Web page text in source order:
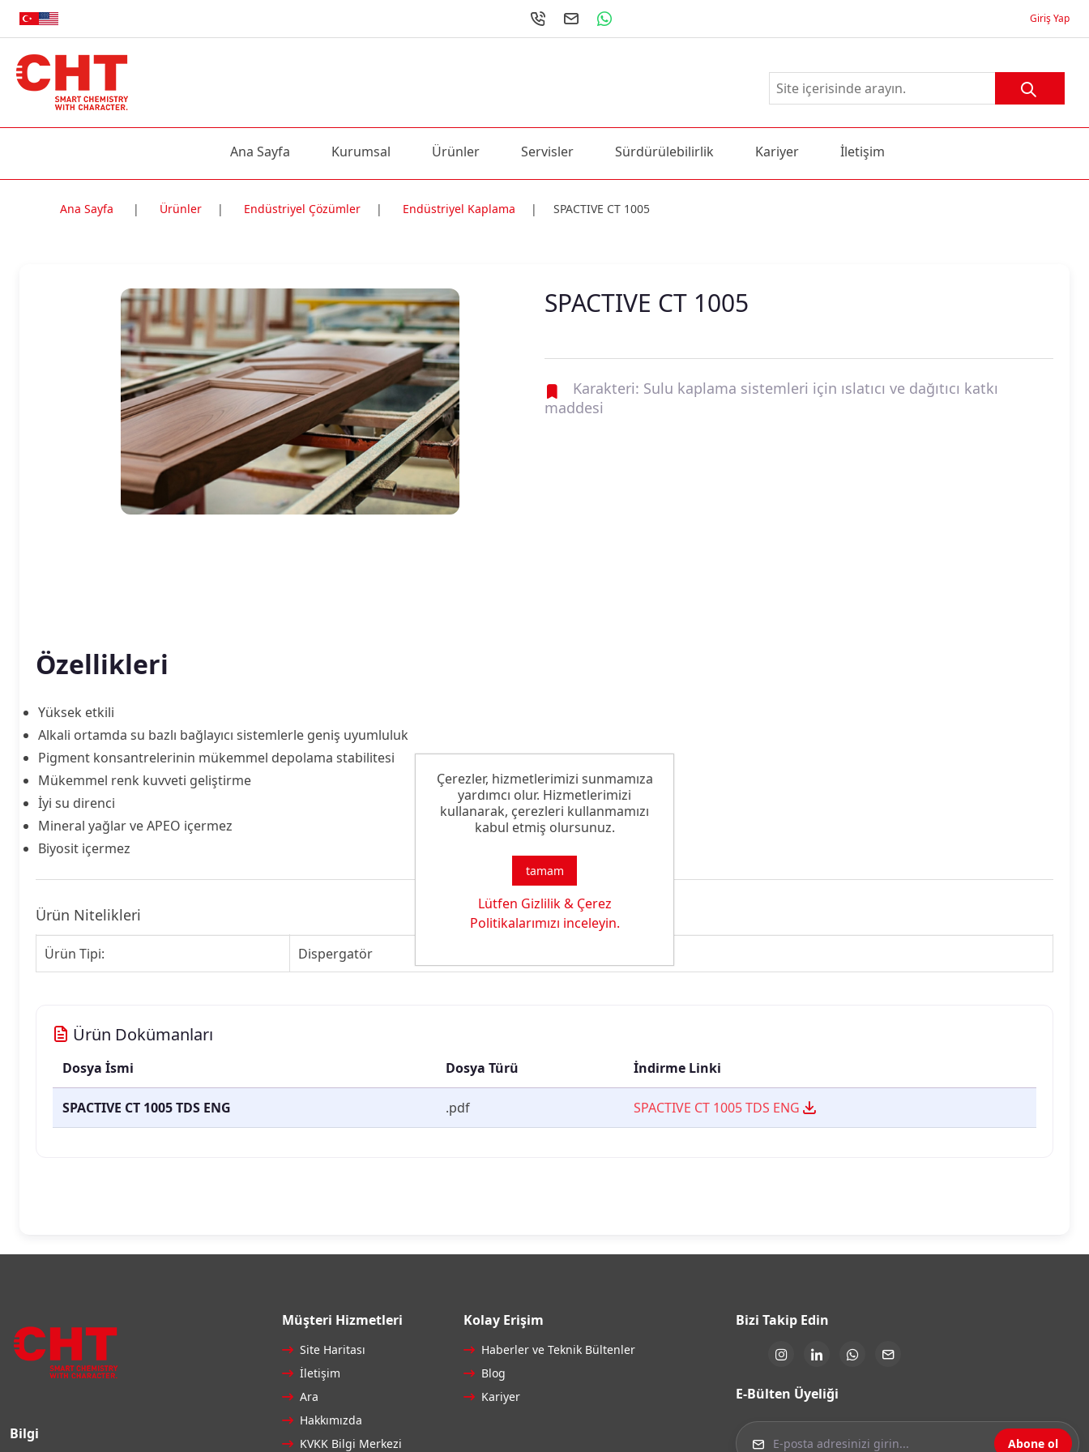
Giriş Yap
Ana Sayfa Kurumsal Ürünler Servisler Sürdürülebilirlik Kariyer İletişim
Ana Sayfa | Ürünler | Endüstriyel Çözümler | Endüstriyel Kaplama | SPACTIVE CT 1005
SPACTIVE CT 1005
Karakteri: Sulu kaplama sistemleri için ıslatıcı ve dağıtıcı katkı
maddesi
Özellikleri
Yüksek etkili
Alkali ortamda su bazlı bağlayıcı sistemlerle geniş uyumluluk
Pigment konsantrelerinin mükemmel depolama stabilitesi
Mükemmel renk kuvveti geliştirme
İyi su direnci
Mineral yağlar ve APEO içermez
Biyosit içermez
Ürün Nitelikleri
Ürün Tipi: Dispergatör
Ürün Dokümanları
Dosya İsmi Dosya Türü İndirme Linki
SPACTIVE CT 1005 TDS ENG .pdf SPACTIVE CT 1005 TDS ENG
Bilgi
Müşteri Hizmetleri
Site Haritası
İletişim
Ara
Hakkımızda
KVKK Bilgi Merkezi
Kolay Erişim
Haberler ve Teknik Bültenler
Blog
Kariyer
Bizi Takip Edin
E-Bülten Üyeliği
Abone ol
Çerezler, hizmetlerimizi sunmamıza
yardımcı olur. Hizmetlerimizi
kullanarak, çerezleri kullanmamızı
kabul etmiş olursunuz.
tamam
Lütfen Gizlilik & Çerez
Politikalarımızı inceleyin.